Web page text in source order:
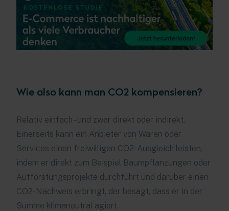
Wie also kann man CO2 kompensieren?
Relativ einfach - und zwar direkt oder indirekt.
Einerseits kann ein Anbieter von Waren oder
Services einen freiwilligen CO2-Ausgleich leisten,
indem er direkt zum Beispiel Baumpflanzungen oder
Aufforstungsprojekte durchführt und darüber einen
CO2-Nachweis erbringt, der besagt, dass er in der
Summe klimaneutral agiert.